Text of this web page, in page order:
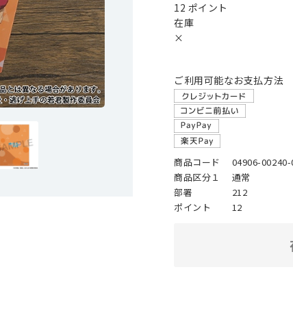
12 ポイント
在庫
×
ご利用可能なお支払方法
商品コード
04906-
商品区分１
通常
部署
212
ポイント
12